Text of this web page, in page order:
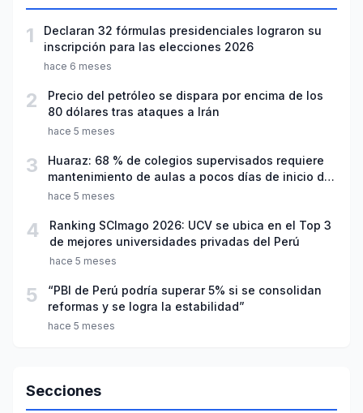
1
Declaran 32 fórmulas presidenciales lograron su
inscripción para las elecciones 2026
hace 6 meses
2
Precio del petróleo se dispara por encima de los
80 dólares tras ataques a Irán
hace 5 meses
3
Huaraz: 68 % de colegios supervisados requiere
mantenimiento de aulas a pocos días de inicio del
año escolar 2026
hace 5 meses
4
Ranking SCImago 2026: UCV se ubica en el Top 3
de mejores universidades privadas del Perú
hace 5 meses
5
“PBI de Perú podría superar 5% si se consolidan
reformas y se logra la estabilidad”
hace 5 meses
Secciones